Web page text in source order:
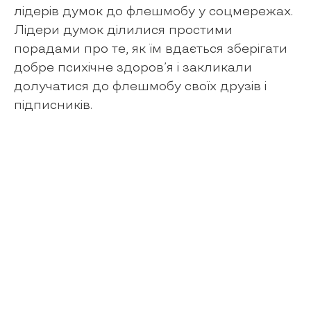
лідерів думок до флешмобу у соцмережах.
Лідери думок ділилися простими
порадами про те, як їм вдається зберігати
добре психічне здоров’я і закликали
долучатися до флешмобу своїх друзів і
підписників.